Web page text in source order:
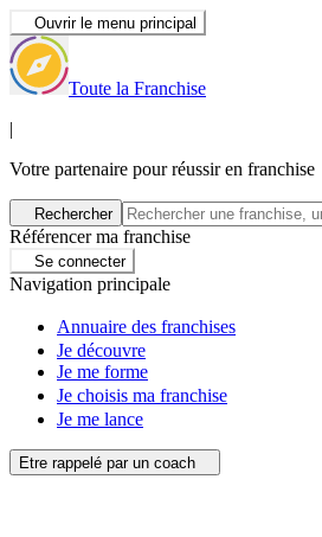
Ouvrir le menu principal
Toute la Franchise
|
Votre partenaire pour réussir en franchise
Rechercher
Référencer ma franchise
Se connecter
Navigation principale
Annuaire des franchises
Je découvre
Je me forme
Je choisis ma franchise
Je me lance
Etre rappelé par un coach